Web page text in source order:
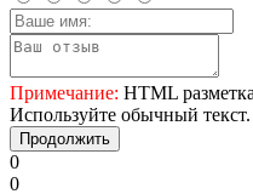
Примечание: HTML
Используйте обычный текст.
Продолжить
0
0